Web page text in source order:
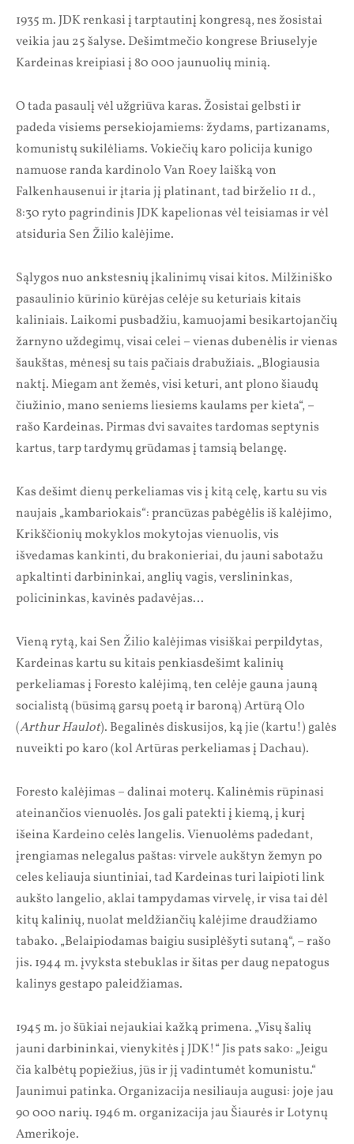
1935 m. JDK renkasi į tarptautinį kongresą, nes žosistai
veikia jau 25 šalyse. Dešimtmečio kongrese Briuselyje
Kardeinas kreipiasi į 80 000 jaunuolių minią.
O tada pasaulį vėl užgriūva karas. Žosistai gelbsti ir
padeda visiems persekiojamiems: žydams, partizanams,
komunistų sukilėliams. Vokiečių karo policija kunigo
namuose randa kardinolo Van Roey laišką von
Falkenhausenui ir įtaria jį platinant, tad birželio 11 d.,
8:30 ryto pagrindinis JDK kapelionas vėl teisiamas ir vėl
atsiduria Sen Žilio kalėjime.
Sąlygos nuo ankstesnių įkalinimų visai kitos. Milžiniško
pasaulinio kūrinio kūrėjas celėje su keturiais kitais
kaliniais. Laikomi pusbadžiu, kamuojami besikartojančių
žarnyno uždegimų, visai celei – vienas dubenėlis ir vienas
šaukštas, mėnesį su tais pačiais drabužiais. „Blogiausia
naktį. Miegam ant žemės, visi keturi, ant plono šiaudų
čiužinio, mano seniems liesiems kaulams per kieta“, –
rašo Kardeinas. Pirmas dvi savaites tardomas septynis
kartus, tarp tardymų grūdamas į tamsią belangę.
Kas dešimt dienų perkeliamas vis į kitą celę, kartu su vis
naujais „kambariokais“: prancūzas pabėgėlis iš kalėjimo,
Krikščionių mokyklos mokytojas vienuolis, vis
išvedamas kankinti, du brakonieriai, du jauni sabotažu
apkaltinti darbininkai, anglių vagis, verslininkas,
policininkas, kavinės padavėjas…
Vieną rytą, kai Sen Žilio kalėjimas visiškai perpildytas,
Kardeinas kartu su kitais penkiasdešimt kalinių
perkeliamas į Foresto kalėjimą, ten celėje gauna jauną
socialistą (būsimą garsų poetą ir baroną) Artūrą Olo
(Arthur Haulot). Begalinės diskusijos, ką jie (kartu!) galės
nuveikti po karo (kol Artūras perkeliamas į Dachau).
Foresto kalėjimas – dalinai moterų. Kalinėmis rūpinasi
ateinančios vienuolės. Jos gali patekti į kiemą, į kurį
išeina Kardeino celės langelis. Vienuolėms padedant,
įrengiamas nelegalus paštas: virvele aukštyn žemyn po
celes keliauja siuntiniai, tad Kardeinas turi laipioti link
aukšto langelio, aklai tampydamas virvelę, ir visa tai dėl
kitų kalinių, nuolat meldžiančių kalėjime draudžiamo
tabako. „Belaipiodamas baigiu susiplėšyti sutaną“, – rašo
jis. 1944 m. įvyksta stebuklas ir šitas per daug nepatogus
kalinys gestapo paleidžiamas.
1945 m. jo šūkiai nejaukiai kažką primena. „Visų šalių
jauni darbininkai, vienykitės į JDK!“ Jis pats sako: „Jeigu
čia kalbėtų popiežius, jūs ir jį vadintumėt komunistu.“
Jaunimui patinka. Organizacija nesiliauja augusi: joje jau
90 000 narių. 1946 m. organizacija jau Šiaurės ir Lotynų
Amerikoje.